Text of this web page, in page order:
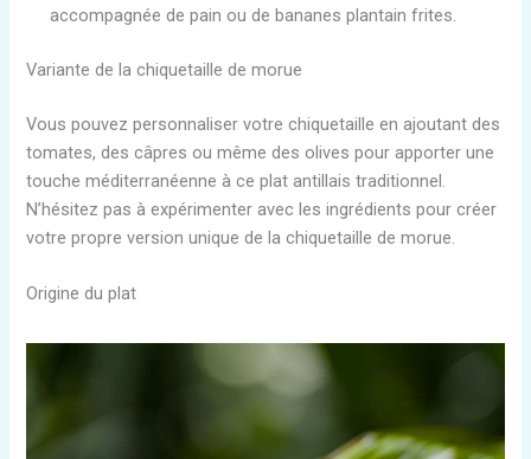
accompagnée de pain ou de bananes plantain frites.
Variante de la chiquetaille de morue
Vous pouvez personnaliser votre chiquetaille en ajoutant des
tomates, des câpres ou même des olives pour apporter une
touche méditerranéenne à ce plat antillais traditionnel.
N’hésitez pas à expérimenter avec les ingrédients pour créer
votre propre version unique de la chiquetaille de morue.
Origine du plat